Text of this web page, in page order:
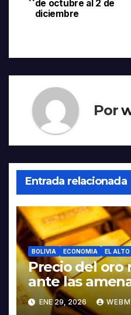
de
de octubre al 2 de
diciembre
Por
Entrada relacionada
BOLIVIA ECONOMIA EL ALTO
Precio del oro
ante las
contra Irán
ENE 29, 2026